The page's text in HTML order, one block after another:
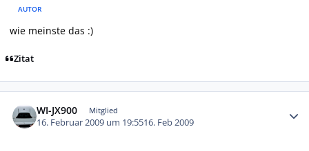
AUTOR
wie meinste das :)
Zitat
WI-JX900 Mitglied
16. Februar 2009 um 19:5516. Feb 2009